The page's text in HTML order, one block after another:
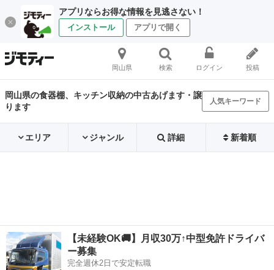
アプリならお得な情報を見逃さない！
インストール アプリで開く
岡山県 検索 ログイン 投稿
岡山県の食器棚、キッチン収納の中古あげます・譲
ります
人気キーワード
エリア ジャンル 詳細 新着順
【未経験OK🚚】月収30万↑中型免許ドライバ
ー募集
完全週休2日で安定転職